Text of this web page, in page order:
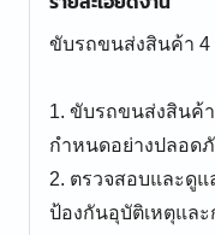
ขับรถขนส่งสินค้า 4
1. ขับรถขนส่งสินค้
กำหนดอย่างปลอดภั
2. ตรวจสอบและดู
ป้องกันอุบัติเหตุและ